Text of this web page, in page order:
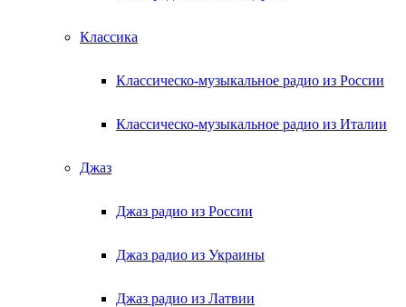
Классика
Классическо-музыкальное радио из России
Классическо-музыкальное радио из Италии
Джаз
Джаз радио из России
Джаз радио из Украины
Джаз радио из Латвии